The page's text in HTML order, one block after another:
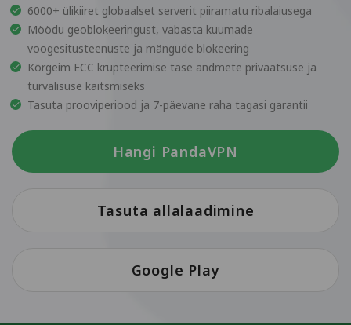
6000+ ülikiiret globaalset serverit piiramatu ribalaiusega
Möödu geoblokeeringust, vabasta kuumade
voogesitusteenuste ja mängude blokeering
Kõrgeim ECC krüpteerimise tase andmete privaatsuse ja
turvalisuse kaitsmiseks
Tasuta prooviperiood ja 7-päevane raha tagasi garantii
Hangi PandaVPN
Tasuta allalaadimine
Google Play